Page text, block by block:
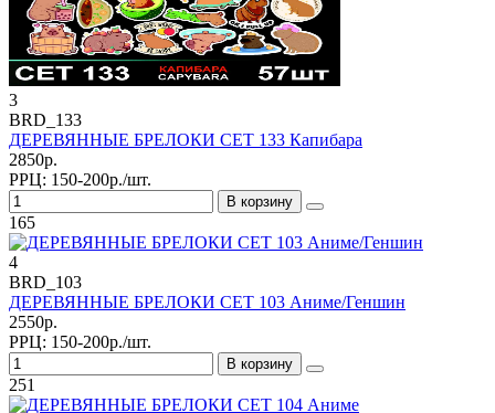
3
BRD_133
ДЕРЕВЯННЫЕ БРЕЛОКИ СЕТ 133 Капибара
2850р.
РРЦ: 150-200р./шт.
В корзину
165
4
BRD_103
ДЕРЕВЯННЫЕ БРЕЛОКИ СЕТ 103 Аниме/Геншин
2550р.
РРЦ: 150-200р./шт.
В корзину
251